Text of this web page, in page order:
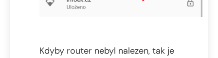
Kdyby router nebyl nalezen, tak je